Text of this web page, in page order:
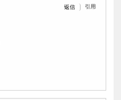
返信 引用